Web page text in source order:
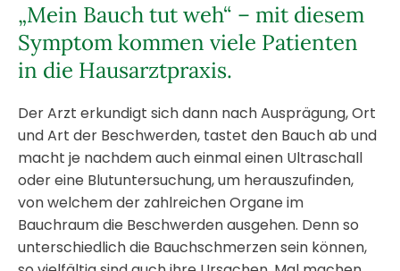
„Mein Bauch tut weh“ – mit diesem
Symptom kommen viele Patienten
in die Hausarztpraxis.
Der Arzt erkundigt sich dann nach Ausprägung, Ort
und Art der Beschwerden, tastet den Bauch ab und
macht je nachdem auch einmal einen Ultraschall
oder eine Blutuntersuchung, um herauszufinden,
von welchem der zahlreichen Organe im
Bauchraum die Beschwerden ausgehen. Denn so
unterschiedlich die Bauchschmerzen sein können,